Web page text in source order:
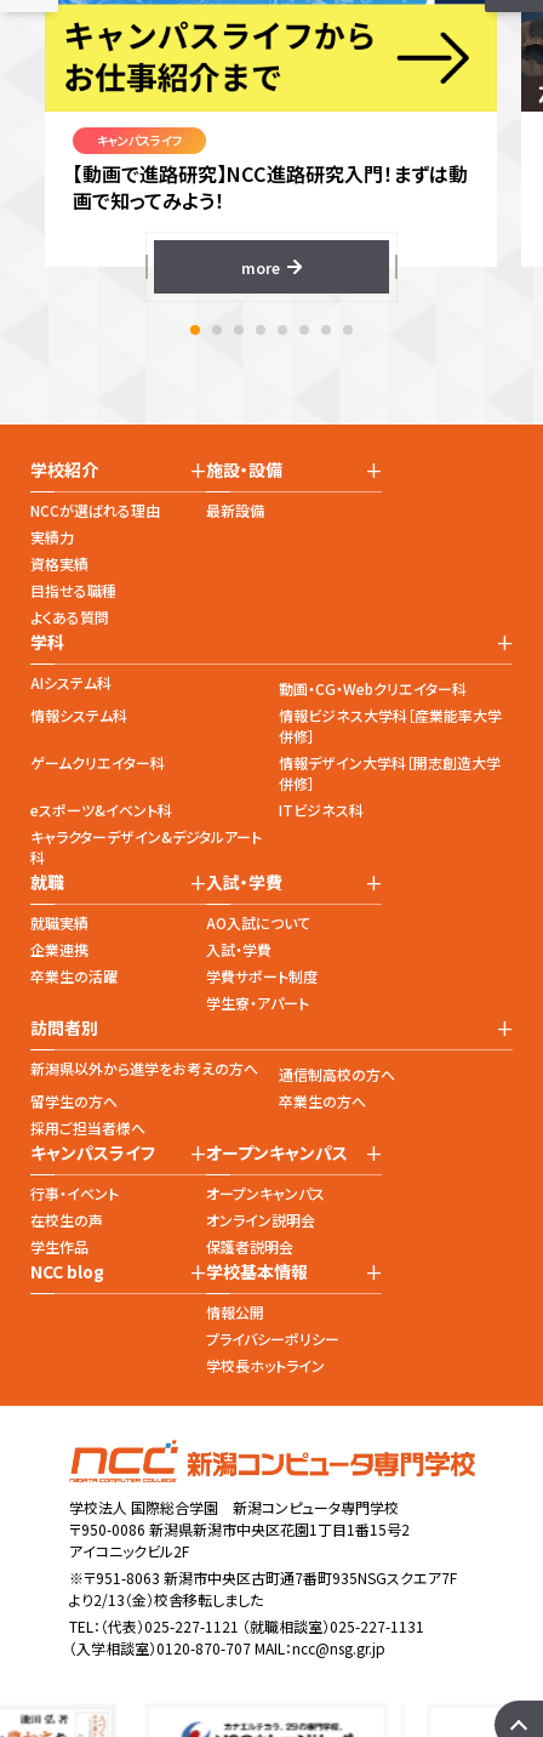
キャンパスライフ
【動画で進路研究】NCC進路研究入門！まずは動
画で知ってみよう！
more
学校紹介 +
NCCが選ばれる理由
実績力
資格実績
目指せる職種
よくある質問
施設・設備 +
最新設備
学科 +
AIシステム科
動画・CG・Webクリエイター科
情報システム科
情報ビジネス大学科［産業能率大学
併修］
ゲームクリエイター科
情報デザイン大学科［開志創造大学
併修］
eスポーツ&イベント科
ITビジネス科
キャラクターデザイン&デジタルアート
科
就職 +
就職実績
企業連携
卒業生の活躍
入試・学費 +
AO入試について
入試・学費
学費サポート制度
学生寮・アパート
訪問者別 +
新潟県以外から進学をお考えの方へ
通信制高校の方へ
留学生の方へ
卒業生の方へ
採用ご担当者様へ
キャンパスライフ +
行事・イベント
在校生の声
学生作品
オープンキャンパス +
オープンキャンパス
オンライン説明会
保護者説明会
NCC blog +学校基本情報 +
情報公開
プライバシーポリシー
学校長ホットライン
学校法人 国際総合学園 新潟コンピュータ専門学校
〒950-0086 新潟県新潟市中央区花園1丁目1番15号2
アイコニックビル2F
※〒951-8063 新潟市中央区古町通7番町935NSGスクエア7F
より2/13（金）校舎移転しました
TEL： （代表）025-227-1121 （就職相談室）025-227-1131
（入学相談室）0120-870-707 MAIL：ncc@nsg.gr.jp